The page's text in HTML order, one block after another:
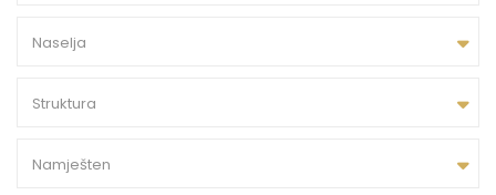
Naselja
Struktura
Namješten